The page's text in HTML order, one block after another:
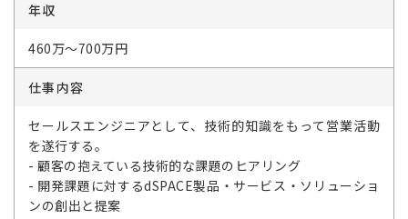
年収
460万～700万円
仕事内容
セールスエンジニアとして、技術的知識をもって営業活動
を遂行する。
- 顧客の抱えている技術的な課題のヒアリング
- 開発課題に対するdSPACE製品・サービス・ソリューショ
ンの創出と提案